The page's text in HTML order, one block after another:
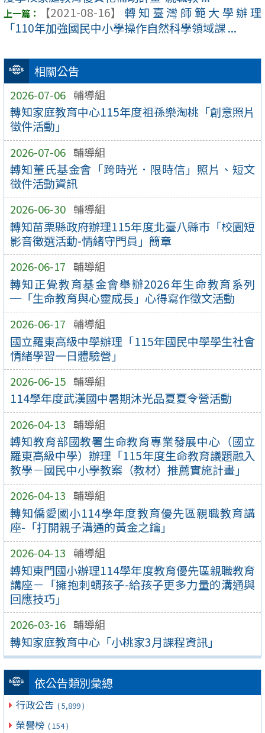
相關公告
2026-07-06 輔導組
轉知家庭教育中心115年度祖孫樂淘桃「創意照片
徵件活動」
2026-07-06 輔導組
轉知董氏基金會「跨時光．限時信」照片、短文
徵件活動資訊
2026-06-30 輔導組
轉知苗栗縣政府辦理115年度北臺八縣市「校園短
影音徵選活動-情緒守門員」簡章
2026-06-17 輔導組
轉知正覺教育基金會舉辦2026年生命教育系列
─「生命教育與心靈成長」心得寫作徵文活動
2026-06-17 輔導組
國立羅東高級中學辦理「115年國民中學學生社會
情緒學習一日體驗營」
2026-06-15 輔導組
114學年度武漢國中暑期沐光品夏夏令營活動
2026-04-13 輔導組
轉知教育部國教署生命教育專業發展中心（國立
羅東高級中學）辦理「115年度生命教育議題融入
教學－國民中小學教案（教材）推薦實施計畫」
2026-04-13 輔導組
轉知僑愛國小114學年度教育優先區親職教育講
座-「打開親子溝通的黃金之鑰」
2026-04-13 輔導組
轉知東門國小辦理114學年度教育優先區親職教育
講座－「擁抱刺蝟孩子-給孩子更多力量的溝通與
回應技巧」
2026-03-16 輔導組
轉知家庭教育中心「小桃家3月課程資訊」
依公告類別彙總
行政公告 ( 5,899 )
榮譽榜 ( 154 )
【2021-08-16】
轉知臺灣師範大學辦理
「110年加強國民中小學操作自然科學領域課 ...